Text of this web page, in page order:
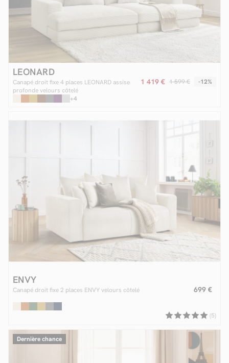
LEONARD
Canapé droit fixe 4 places LEONARD assise
profonde velours côtelé
1 419 € 1 599 € -12%
+4
ENVY
Canapé droit fixe 2 places ENVY velours côtelé 699 €
(5)
Dernière chance